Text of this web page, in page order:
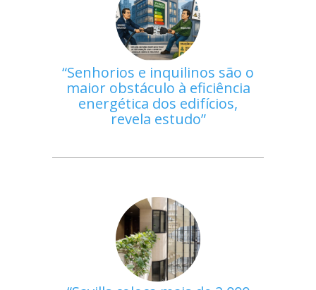
Senhorios e inquilinos são o
maior obstáculo à eficiência
energética dos edifícios,
revela estudo